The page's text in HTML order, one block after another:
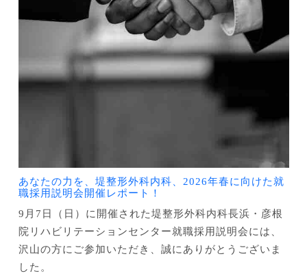
あなたの力を、堤整形外科内科、2026年春に向けた就
職採用説明会開催レポート！
9月7日（日）に開催された堤整形外科内科長浜・彦根
院リハビリテーションセンター就職採用説明会には、
沢山の方にご参加いただき、誠にありがとうございま
した。